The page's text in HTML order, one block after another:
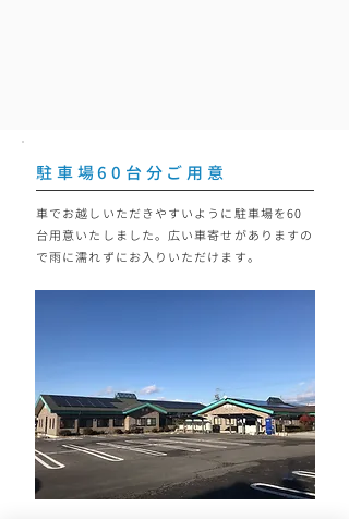
駐車場60台分ご用意
車でお越しいただきやすいように駐車場を60
台用意いたしました。広い車寄せがありますの
で雨に濡れずにお入りいただけます。